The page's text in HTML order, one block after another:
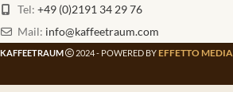
Tel: +49 (0)2191 34 29 76
Mail: info@kaffeetraum.com
KAFFEETRAUM 2024 - POWERED BY EFFETTO MEDIA